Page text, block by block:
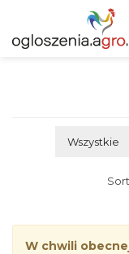
Wszystkie
W chwili